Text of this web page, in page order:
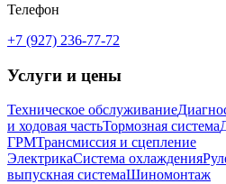
Телефон
+7 (927) 236-77-72
Услуги и цены
Техническое обслуживание
и ходовая частьТормозная система
ГРМТрансмиссия и сцепление
ЭлектрикаСистема охлаждения
выпускная системаШиномонтаж